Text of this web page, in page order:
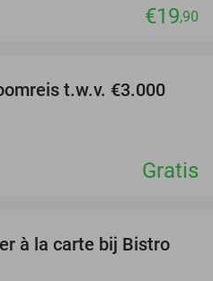
€19,90
t.w.v. €3.000
Gratis
46%
à la carte bij Bistro